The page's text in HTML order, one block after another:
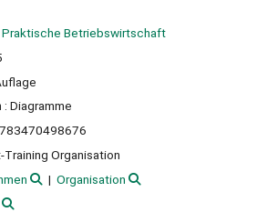
Praktische Betriebswirtschaft
Diagramme
Training Organisation
Organisation